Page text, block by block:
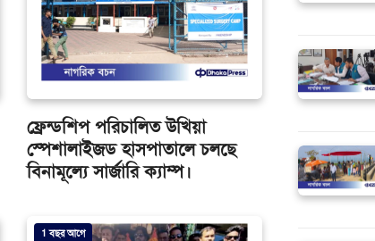
ফ্রেন্ডশিপ পরিচালিত উখিয়া
স্পেশালাইজড হাসপাতালে চলছে
বিনামূল্যে সার্জারি ক্যাম্প।
1 বছর আগে